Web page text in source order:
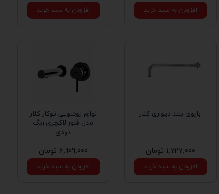
افزودن به سبد خرید افزودن به سبد خرید
بازوی بلند دیواری کلار
۱,۷۲۷,۰۰۰ تومان
افزودن به سبد خرید
لوازم روشویی توکار کلار
مدل فلور لاکچری رنگ
دودی
۶,۹۰۹,۰۰۰ تومان
افزودن به سبد خرید